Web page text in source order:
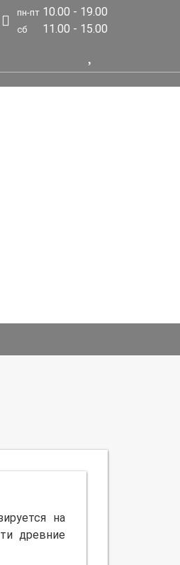
пн-пт 10.00 - 19.00
сб
11.00 - 15.00
на
древние